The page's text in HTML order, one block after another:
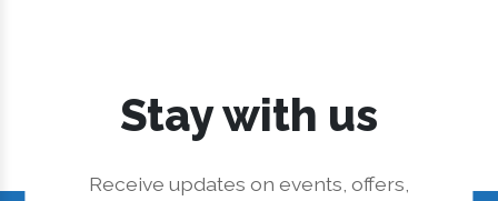
Stay with us
Receive updates on events, offers,